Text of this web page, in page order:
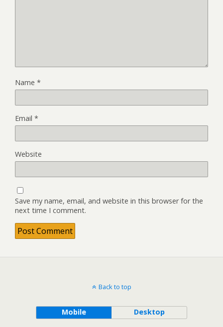
Name *
Email *
Website
Save my name, email, and website in this browser for the
next time I comment.
Back to top
Mobile Desktop